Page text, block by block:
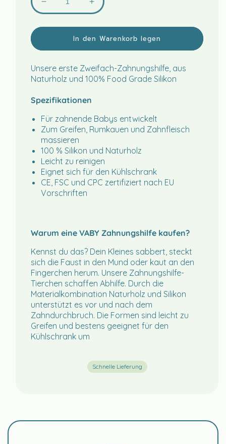
Verringere
die
Menge
Krebs
Erhöhe
die
Menge
für
Krebs
In den Warenkorb legen
Unsere erste Zweifach-Zahnungshilfe, aus
Naturholz und 100% Food Grade Silikon
Spezifikationen
Für zahnende Babys entwickelt
Zum Greifen, Rumkauen und Zahnfleisch
massieren
100 % Silikon und Naturholz
Leicht zu reinigen
Eignet sich für den Kühlschrank
CE, FSC und CPC zertifiziert nach EU
Vorschriften
Warum eine VABY Zahnungshilfe kaufen?
Kennst du das? Dein Kleines sabbert, steckt
sich die Faust in den Mund oder kaut an den
Fingerchen herum. Unsere Zahnungshilfe-
Tierchen schaffen Abhilfe. Durch die
Materialkombination Naturholz und Silikon
unterstützt es vor und nach dem
Zahndurchbruch. Die Formen sind leicht zu
Greifen und bestens geeignet für den
Kühlschrank um
Schnelle Lieferung